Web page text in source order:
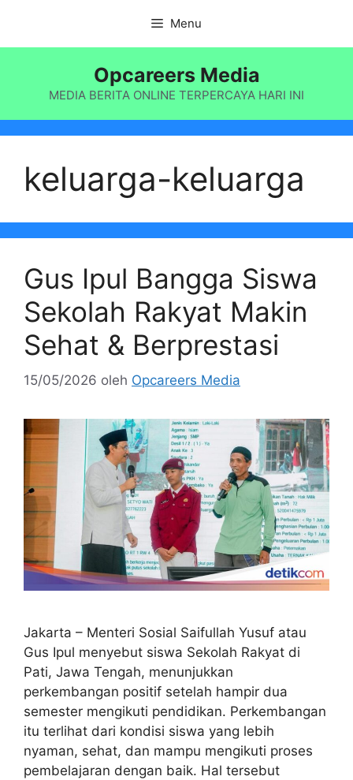
isi
Menu
Opcareers Media
MEDIA BERITA ONLINE TERPERCAYA HARI INI
keluarga-keluarga
Gus Ipul Bangga Siswa
Sekolah Rakyat Makin
Sehat & Berprestasi
15/05/2026 oleh Opcareers Media
Jakarta – Menteri Sosial Saifullah Yusuf atau
Gus Ipul menyebut siswa Sekolah Rakyat di
Pati, Jawa Tengah, menunjukkan
perkembangan positif setelah hampir dua
semester mengikuti pendidikan. Perkembangan
itu terlihat dari kondisi siswa yang lebih
nyaman, sehat, dan mampu mengikuti proses
pembelajaran dengan baik. Hal tersebut